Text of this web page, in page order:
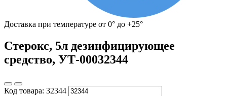
Доставка при температуре от 0° до +25°
Стерокс, 5л дезинфицирующее
средство, УТ-00032344
Код товара: 32344